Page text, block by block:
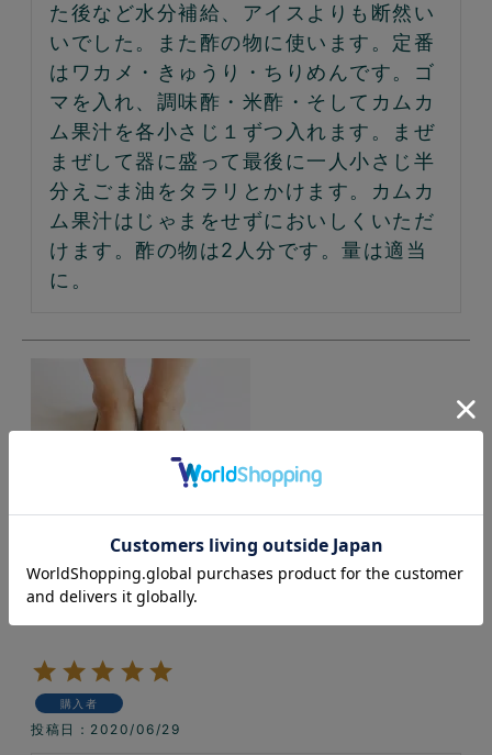
た後など水分補給、アイスよりも断然い
いでした。また酢の物に使います。定番
はワカメ・きゅうり・ちりめんです。ゴ
マを入れ、調味酢・米酢・そしてカムカ
ム果汁を各小さじ１ずつ入れます。まぜ
まぜして器に盛って最後に一人小さじ半
分えごま油をタラリとかけます。カムカ
ム果汁はじゃまをせずにおいしくいただ
けます。酢の物は2人分です。量は適当
に。
リネンの5本指フットカバー
購入者
投稿日 2020/06/29